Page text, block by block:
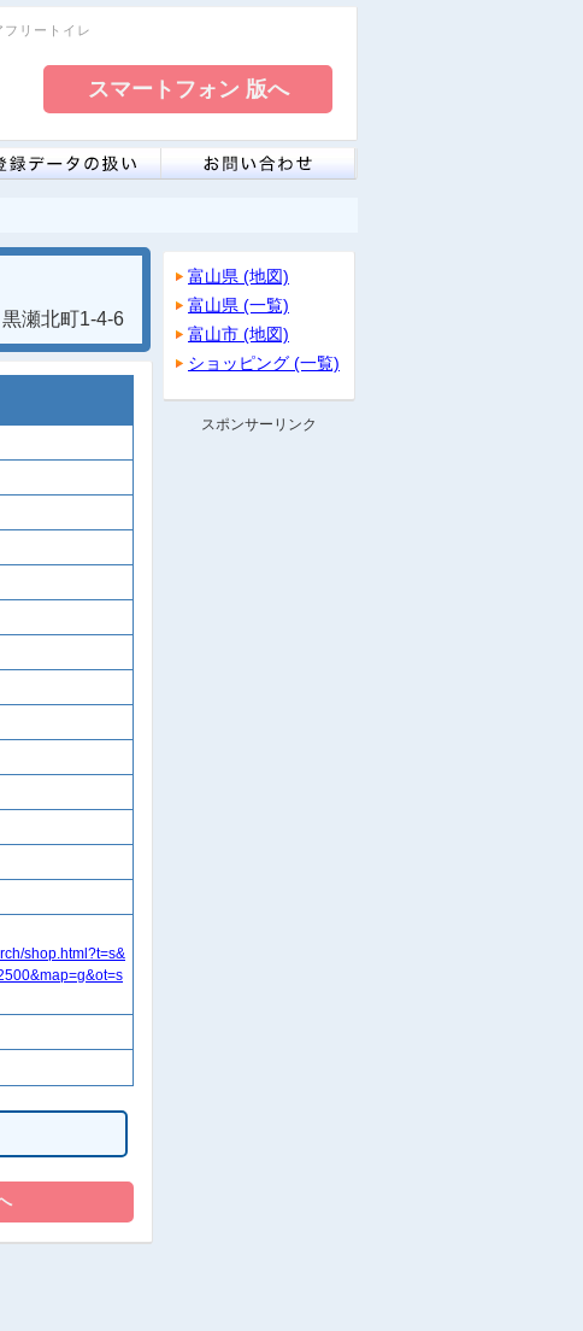
リートイレ
瀬北町1-4-6
富山県 (地図)
富山県 (一覧)
富山市 (地図)
ショッピング (一覧)
スポンサーリンク
shop.html?t=s&